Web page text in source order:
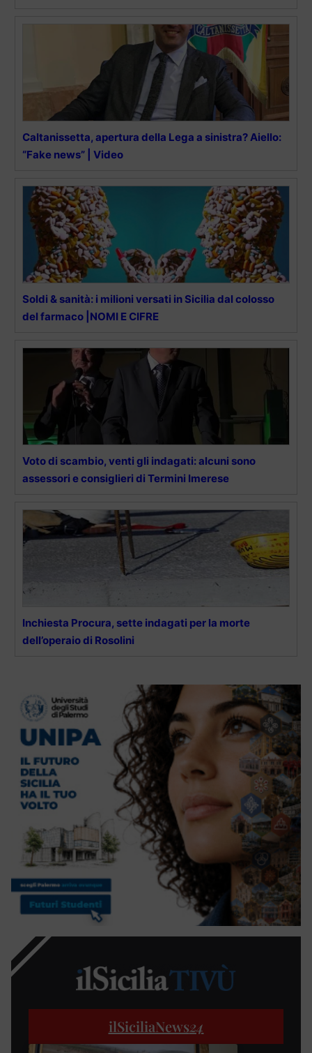
Caltanissetta, apertura della Lega a sinistra? Aiello:
“Fake news” | Video
Soldi & sanità: i milioni versati in Sicilia dal colosso
del farmaco |NOMI E CIFRE
Voto di scambio, venti gli indagati: alcuni sono
assessori e consiglieri di Termini Imerese
Inchiesta Procura, sette indagati per la morte
dell’operaio di Rosolini
ilSiciliaNews24